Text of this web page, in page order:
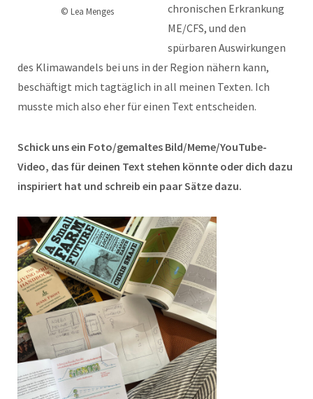
© Lea Menges
chronischen Erkrankung
ME/CFS, und den
spürbaren Auswirkungen
des Klimawandels bei uns in der Region nähern kann,
beschäftigt mich tagtäglich in all meinen Texten. Ich
musste mich also eher für einen Text entscheiden.
Schick uns ein Foto/gemaltes Bild/Meme/YouTube-
Video, das für deinen Text stehen könnte oder dich dazu
inspiriert hat und schreib ein paar Sätze dazu.